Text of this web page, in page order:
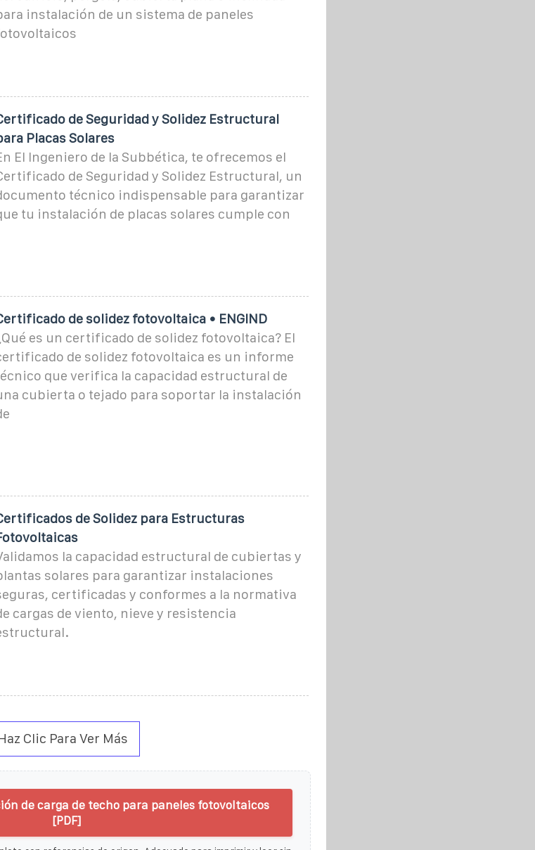
instalación de un sistema de paneles
de Seguridad y Solidez Estructural
Placas Solares
El Ingeniero de la Subbética, te ofrecemos el
de Seguridad y Solidez Estructural, un
técnico indispensable para garantizar
tu instalación de placas solares cumple con
de solidez fotovoltaica • ENGIND
es un certificado de solidez fotovoltaica? El
de solidez fotovoltaica es un informe
que verifica la capacidad estructural de
cubierta o tejado para soportar la instalación
de Solidez para Estructuras
la capacidad estructural de cubiertas y
solares para garantizar instalaciones
certificadas y conformes a la normativa
cargas de viento, nieve y resistencia
Clic Para Ver Más
de carga de techo para paneles fotovoltaicos
[PDF]